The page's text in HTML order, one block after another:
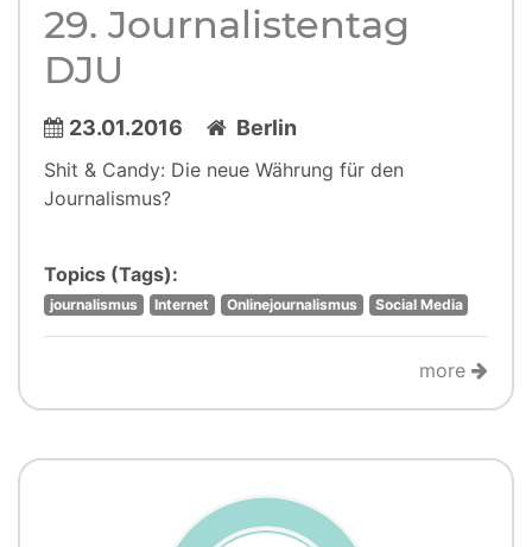
29. Journalistentag
DJU
23.01.2016 Berlin
Shit & Candy: Die neue Währung für den
Journalismus?
Topics (Tags):
journalismus Internet Onlinejournalismus Social Media
more